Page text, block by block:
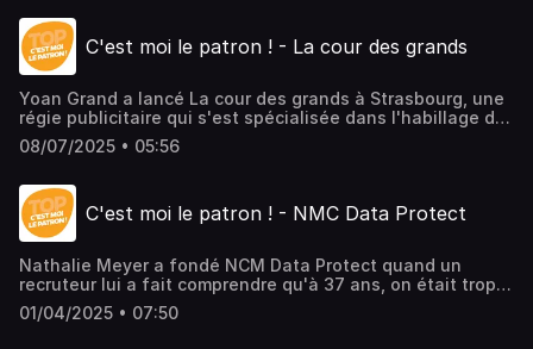
l'accompagnement du Réseau Entreprendre Alsace.>
L'épisode en vidéo ici
C'est moi le patron ! - La cour des grands
Yoan Grand a lancé La cour des grands à Strasbourg, une
régie publicitaire qui s'est spécialisée dans l'habillage de
vélo cargo. L'entreprise s'adresse en priorité aux acteurs
locaux en recherche de visibilité, du commerce comme de
rentabiliser davantage leur activité.> L'épisode en vidéo
ici
08/07/2025 • 05:56
C'est moi le patron ! - NMC Data Protect
Nathalie Meyer a fondé NCM Data Protect quand un
recruteur lui a fait comprendre qu'à 37 ans, on était trop
"mature". Nathalie a alors dû "se faire confiance" et oser
l'entreprenariat plutôt que se morfondre. Elle a fondé
01/04/2025 • 07:50